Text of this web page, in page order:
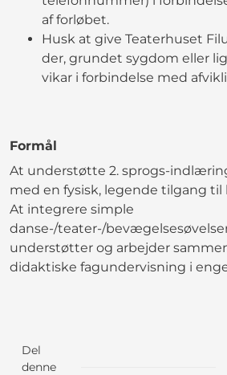
af forløbet.
Husk at give Teaterhuset
der, grundet sygdom eller
vikar i forbindelse med
Formål
At understøtte 2. sprogs-
med en fysisk, legende tilgang
At integrere simple
danse-/teater-/
understøtter og arbejder
didaktiske fagundervisning i
Del
denne